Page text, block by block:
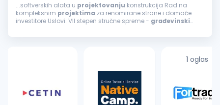
...softverskih alata u projektovanju konstrukcija Rad na
kompleksnim projektima za renomirane strane i domaće
investitore Uslovi: VII stepen stručne spreme - građevinski
samostalnog rada na
1 oglas